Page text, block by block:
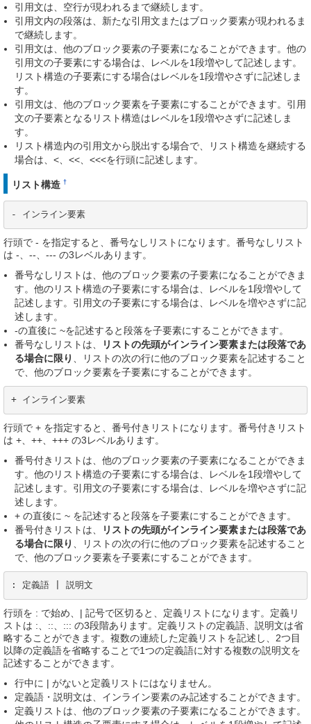
引用文は、空行が現われるまで継続します。
引用文内の段落は、新たな引用文またはブロック要素が現われるま
で継続します。
引用文は、他のブロック要素の子要素になることができます。他の
引用文の子要素にする場合は、レベルを1段増やして記述します。
リスト構造の子要素にする場合はレベルを1段増やさずに記述しま
す。
引用文は、他のブロック要素を子要素にすることができます。引用
文の子要素となるリスト構造はレベルを1段増やさずに記述しま
す。
リスト構造内の引用文から脱出する場合で、リスト構造を継続する
場合は、<、<<、<<<を行頭に記述します。
リスト構造 †
- インライン要素
行頭で - を指定すると、番号なしリストになります。番号なしリスト
は -、--、--- の3レベルあります。
番号なしリストは、他のブロック要素の子要素になることができま
す。他のリスト構造の子要素にする場合は、レベルを1段増やして
記述します。引用文の子要素にする場合は、レベルを増やさずに記
述します。
-の直後に ~を記述すると段落を子要素にすることができます。
番号なしリストは、
リストの先頭がインライン要素または段落であ
る場合に限り
、リストの次の行に他のブロック要素を記述すること
で、他のブロック要素を子要素にすることができます。
+ インライン要素
行頭で + を指定すると、番号付きリストになります。番号付きリスト
は +、++、+++ の3レベルあります。
番号付きリストは、他のブロック要素の子要素になることができま
す。他のリスト構造の子要素にする場合は、レベルを1段増やして
記述します。引用文の子要素にする場合は、レベルを増やさずに記
述します。
+ の直後に ~ を記述すると段落を子要素にすることができます。
番号付きリストは、
リストの先頭がインライン要素または段落であ
る場合に限り
、リストの次の行に他のブロック要素を記述すること
で、他のブロック要素を子要素にすることができます。
: 定義語 | 説明文
行頭を : で始め、| 記号で区切ると、定義リストになります。定義リ
ストは :、::、::: の3段階あります。定義リストの定義語、説明文は省
略することができます。複数の連続した定義リストを記述し、2つ目
以降の定義語を省略することで1つの定義語に対する複数の説明文を
記述することができます。
行中に | がないと定義リストにはなりません。
定義語・説明文は、インライン要素のみ記述することができます。
定義リストは、他のブロック要素の子要素になることができます。